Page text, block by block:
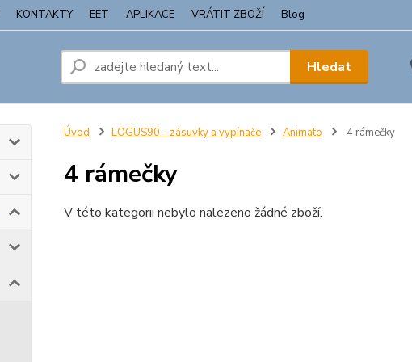
KONTAKTY EET APLIKACE VRÁTIT ZBOŽÍ Blog
Hledat
Úvod LOGUS90 - zásuvky a vypínače Animato 4 rámečky
4 rámečky
V této kategorii nebylo nalezeno žádné zboží.